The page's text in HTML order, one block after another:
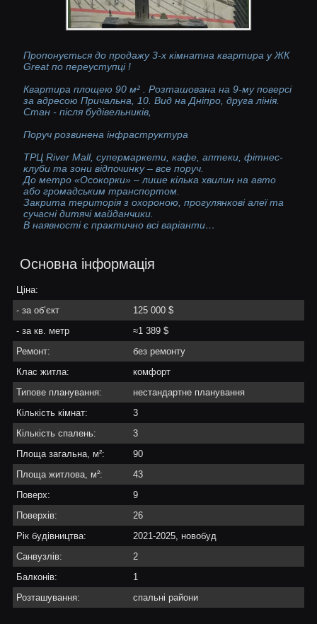
Пропонується до продажу 3-х кімнатна квартира у ЖК
Great по переуступці !
Квартира площею 90 м² . Розташована на 9-му поверсі
за адресою Причальна, 10. Вид на Дніпро, друга лінія.
Стан - після будівельників,
Поруч розвинена інфраструктура
ТРЦ River Mall, супермаркети, кафе, аптеки, фітнес-
клуби та зони відпочинку – все поруч.
До метро «Осокорки» – лише кілька хвилин на авто
або громадським транспортом.
Закрита територія з охороною, прогулянкові алеї та
сучасні дитячі майданчики.
В наявності є практично всі варіанти…
Основна інформація
Ціна:
- за об’єкт
125 000 $
- за кв. метр
≈1 389 $
Ремонт:
без ремонту
Клас житла:
комфорт
Типове планування:
нестандартне планування
Кількість кімнат:
3
Кількість спалень:
3
Площа загальна, м²:
90
Площа житлова, м²:
43
Поверх:
9
Поверхів:
26
Рік будівництва:
2021-2025, новобуд
Санвузлів:
2
Балконів:
1
Розташування:
спальні райони